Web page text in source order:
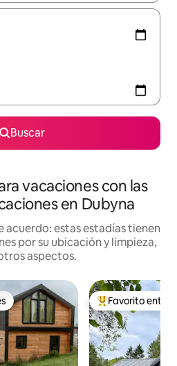
Buscar
vacaciones con las
en Dubyna
acuerdo: estas estadías tienen
por su ubicación y limpieza,
aspectos.
Favorito entre
Favorito entre